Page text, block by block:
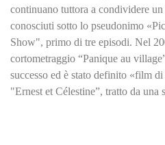
continuano tuttora a condividere
conosciuti sotto lo pseudonimo
Show", primo di tre episodi. Nel
cortometraggio “Panique au
successo ed è stato definito «film
"Ernest et Célestine”, tratto da una